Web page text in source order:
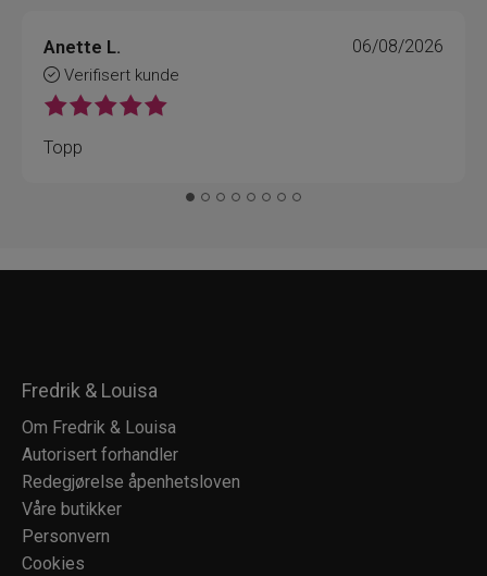
Anette L.
Verifisert kunde
06/08/2026
Topp
Fredrik & Louisa
Om Fredrik & Louisa
Autorisert forhandler
Redegjørelse åpenhetsloven
Våre butikker
Personvern
Cookies